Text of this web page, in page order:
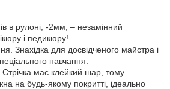
в рулоні, -2мм, – незамінний
і педикюру!
Знахідка для досвідченого майстра і
навчання.
має клейкий шар, тому
на будь-якому покритті, ідеально